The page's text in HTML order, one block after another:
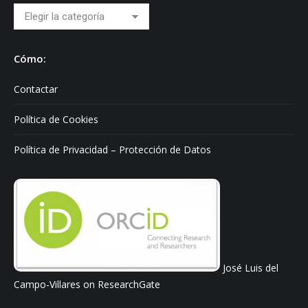
Hablo
sobre:
Cómo:
Contactar
Política de Cookies
Política de Privacidad – Protección de Datos
José Luis del
Campo-Villares on ResearchGate